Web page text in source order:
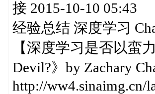
接 2015-10-10 05:43
经验总结 深度学习
【深度学习是否以蛮
Devil?》by Zachary
http://ww4.sinaimg.cn/